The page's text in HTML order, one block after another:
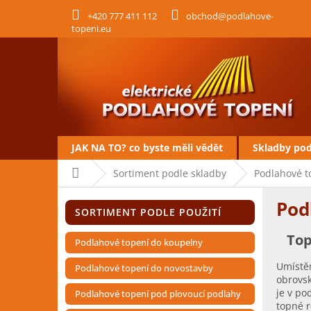
+420 777 411 112
obchod@podlahove-
topeni.eu
JAK NA TO? co byste měli vědět Skladby
Domů Sortiment podle skladby Podlahové
n
n
Přeskočit
kategorie
SORTIMENT PODLE POUŽITÍ
Podlahové topení do koupelny
Podlahové topení do novostavby
Podlahové topení pod plovoucí podlahy
je v
topné